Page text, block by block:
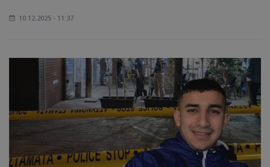
10.12.2025 - 11:37